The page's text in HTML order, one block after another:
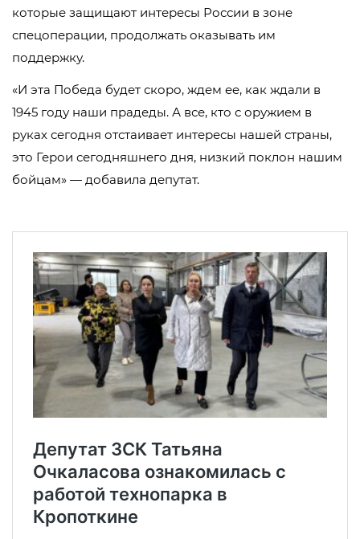
которые защищают интересы России в зоне
спецоперации, продолжать оказывать им
поддержку.
«И эта Победа будет скоро, ждем ее, как ждали в
1945 году наши прадеды. А все, кто с оружием в
руках сегодня отстаивает интересы нашей страны,
это Герои сегодняшнего дня, низкий поклон нашим
бойцам» — добавила депутат.